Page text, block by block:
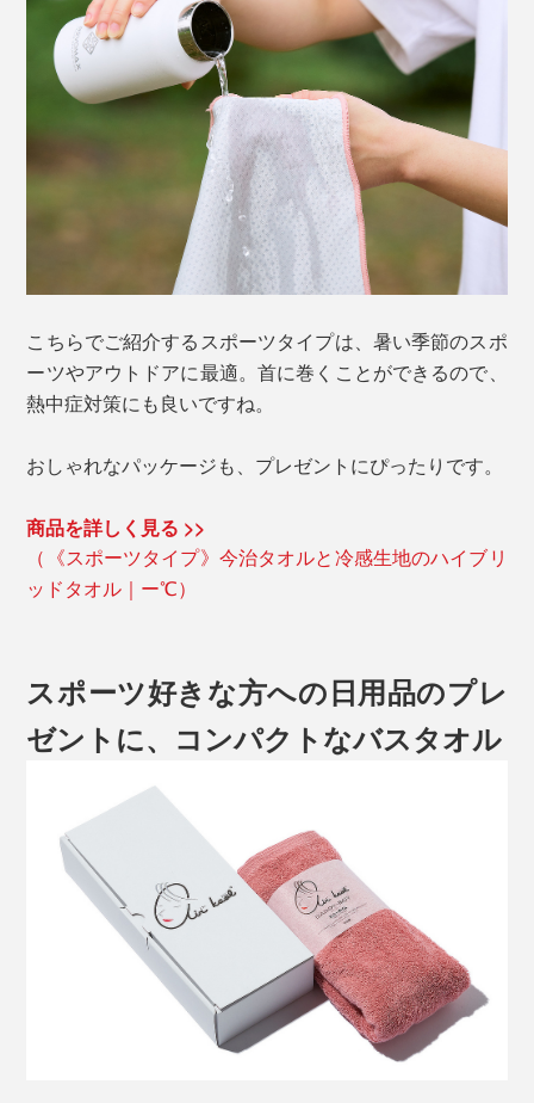
こちらでご紹介するスポーツタイプは、暑い季節のスポ
ーツやアウトドアに最適。首に巻くことができるので、
熱中症対策にも良いですね。
おしゃれなパッケージも、プレゼントにぴったりです。
商品を詳しく見る >>
（《スポーツタイプ》今治タオルと冷感生地のハイブリ
ッドタオル｜ー℃）
スポーツ好きな方への日用品のプレ
ゼントに、コンパクトなバスタオル